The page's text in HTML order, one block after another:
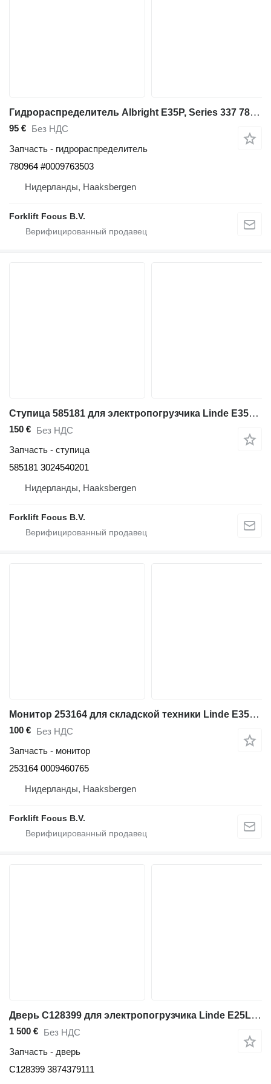
Гидрораспределитель Albright E35P, Series 337 780964 для складской техники Linde E35P, Series 337
95 € Без НДС
Запчасть - гидрораспределитель
780964 #0009763503
Нидерланды, Haaksbergen
Forklift Focus B.V.
Ступица 585181 для электропогрузчика Linde E35P-02/E40P-02/E48P-02
150 € Без НДС
Запчасть - ступица
585181 3024540201
Нидерланды, Haaksbergen
Forklift Focus B.V.
Монитор 253164 для складской техники Linde E35P, Series 337
100 € Без НДС
Запчасть - монитор
253164 0009460765
Нидерланды, Haaksbergen
Forklift Focus B.V.
Дверь C128399 для электропогрузчика Linde E25L/E30L/E35L/E25HL-600/E30HL-600/E35HL-600
1 500 € Без НДС
Запчасть - дверь
C128399 3874379111